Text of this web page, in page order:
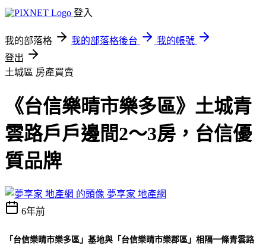
登入
我的部落格 我的部落格後台
我的帳號
登出
土城區 房產買賣
《台信樂晴市樂多區》土城青
雲路戶戶邊間2～3房，台信優
質品牌
夢享家 地產網
6年前
「台信樂晴市樂多區」基地與「台信樂晴市樂郡區」相隔一條青雲路